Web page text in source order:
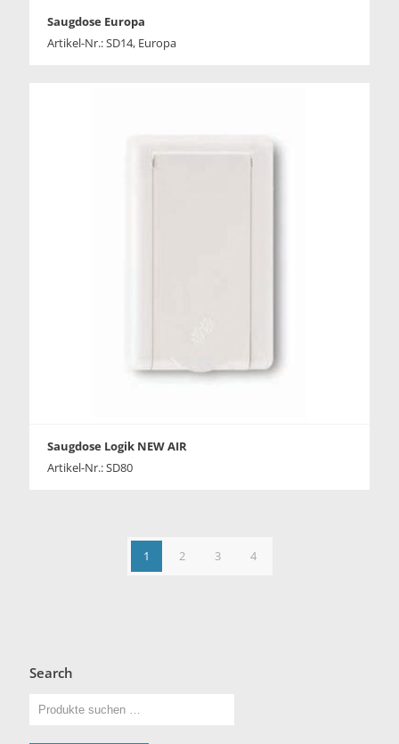
Saugdose Europa
Artikel-Nr.: SD14, Europa
Saugdose Logik NEW AIR
Artikel-Nr.: SD80
1 2 3 4
Search